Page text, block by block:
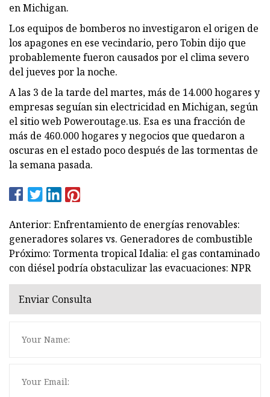
en Michigan.
Los equipos de bomberos no investigaron el origen de
los apagones en ese vecindario, pero Tobin dijo que
probablemente fueron causados ​​por el clima severo
del jueves por la noche.
A las 3 de la tarde del martes, más de 14.000 hogares y
empresas seguían sin electricidad en Michigan, según
el sitio web Poweroutage.us. Esa es una fracción de
más de 460.000 hogares y negocios que quedaron a
oscuras en el estado poco después de las tormentas de
la semana pasada.
Anterior: Enfrentamiento de energías renovables:
generadores solares vs. Generadores de combustible
Próximo: Tormenta tropical Idalia: el gas contaminado
con diésel podría obstaculizar las evacuaciones: NPR
Enviar Consulta